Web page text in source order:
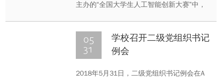
主办的“全国大学生人工智能创新大赛”中，
庆大学“alpaca”学生创新创业团队获得铜奖
（共10个）。
05
31
学校召开二级党组织书记
例会
2018年5月31日，二级党组织书记例会在A